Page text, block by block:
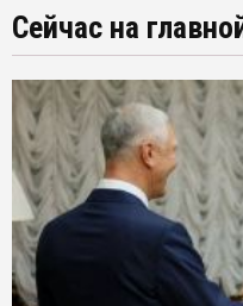
Сейчас на